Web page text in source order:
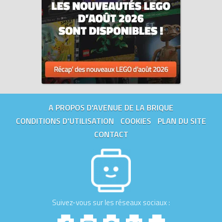
A PROPOS D'AVENUE DE LA BRIQUE
CONDITIONS D'UTILISATION
COOKIES
PLAN DU SITE
CONTACT
Suivez-vous sur les réseaux sociaux :